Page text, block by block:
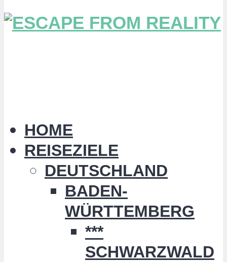
HOME
REISEZIELE
DEUTSCHLAND
BADEN-
WÜRTTEMBERG
***
SCHWARZWALD